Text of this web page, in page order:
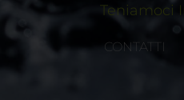
Teniamoci
CONTATTI